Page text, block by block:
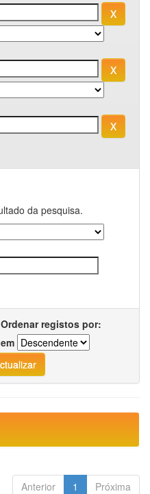
da pesquisa.
Ordenar registos por:
Anterior 1 Próxima